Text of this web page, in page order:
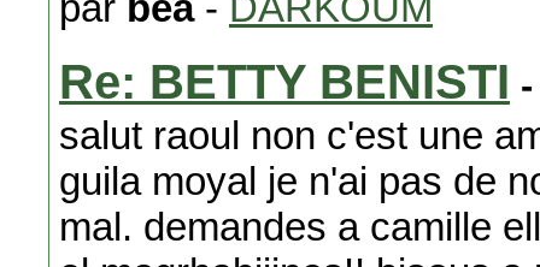
Re: BETTY BENISTI
salut raoul non c'est une
guila moyal je n'ai pas de
mal. demandes a camille